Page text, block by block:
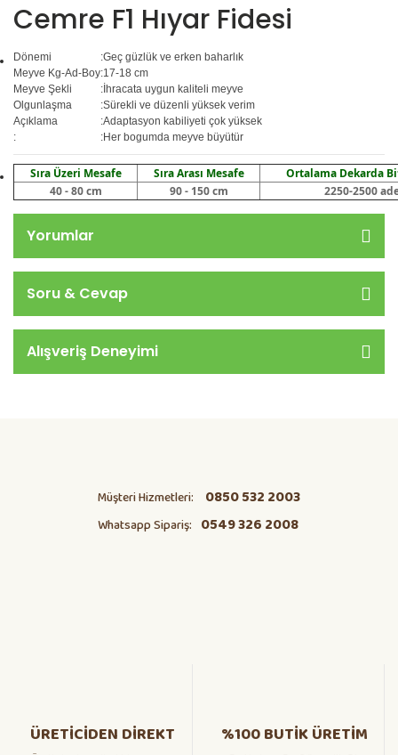
Cemre F1 Hıyar Fidesi
Dönemi :Geç güzlük ve erken baharlık
Meyve Kg-Ad-Boy:17-18 cm
Meyve Şekli
: İhracata uygun kaliteli meyve
Olgunlaşma
:Sürekli ve düzenli yüksek verim
Açıklama
:Adaptasyon kabiliyeti çok yüksek
:
:Her bogumda meyve büyütür
Sıra Üzeri Mesafe Sıra Arası Mesafe
Ortalama Dekarda
40 - 80 cm
90 - 150 cm 2250-2500
Yorumlar
Soru & Cevap
Alışveriş Deneyimi
Müşteri Hizmetleri: 0850 532 2003
Whatsapp Sipariş: 0549 326 2008
ÜRETİCİDEN DİREKT %100 BUTİK ÜRETİM